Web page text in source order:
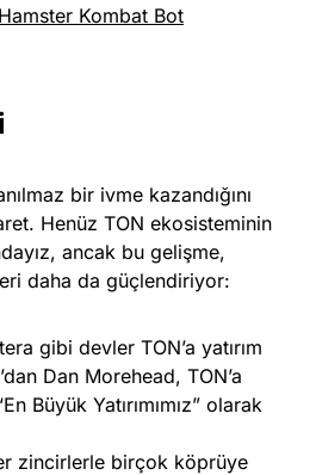
Hamster Kombat Bot
bir ivme kazandığını
Henüz TON ekosisteminin
ancak bu gelişme,
daha da güçlendiriyor:
gibi devler TON’a yatırım
Dan Morehead, TON’a
Büyük Yatırımımız” olarak
zincirlerle birçok köprüye